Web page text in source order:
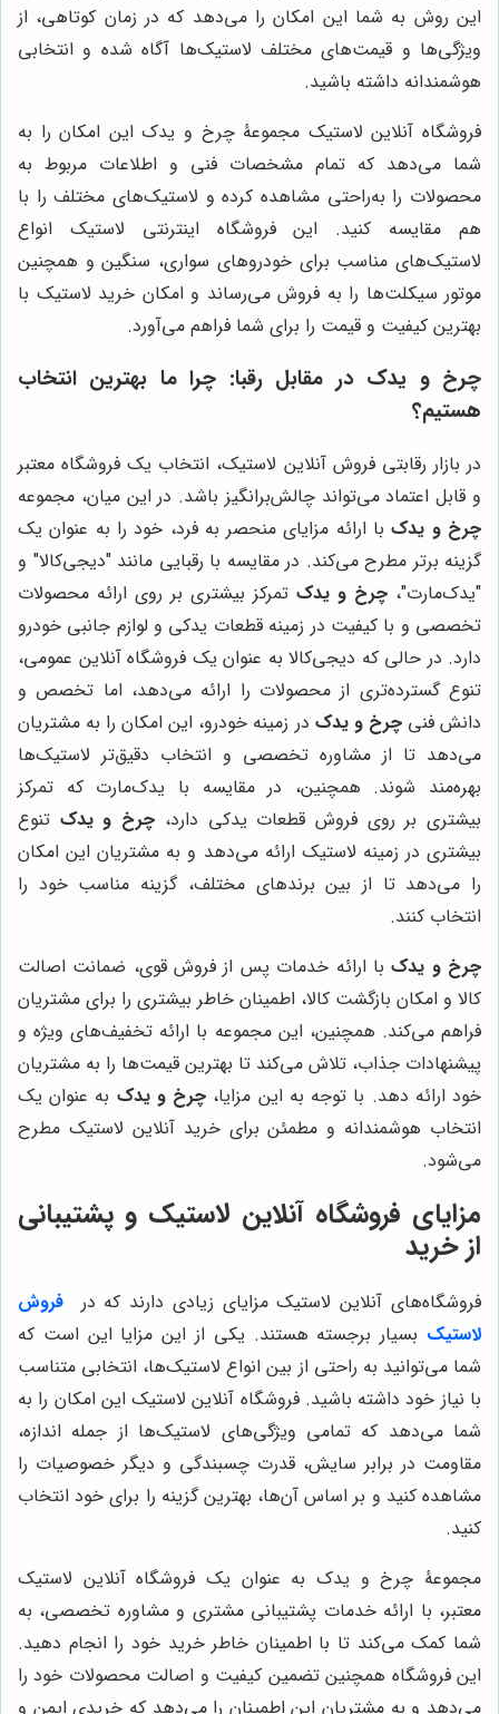
این روش به شما این امکان را می‌دهد که در زمان کوتاهی، از
ویژگی‌ها و قیمت‌های مختلف لاستیک‌ها آگاه شده و انتخابی
هوشمندانه داشته باشید.
فروشگاه آنلاین لاستیک مجموعۀ چرخ و یدک این امکان را به
شما می‌دهد که تمام مشخصات فنی و اطلاعات مربوط به
محصولات را به‌راحتی مشاهده کرده و لاستیک‌های مختلف را با
هم مقایسه کنید. این فروشگاه اینترنتی لاستیک انواع
لاستیک‌های مناسب برای خودروهای سواری، سنگین و همچنین
موتور سیکلت‌ها را به فروش می‌رساند و امکان خرید لاستیک با
بهترین کیفیت و قیمت را برای شما فراهم می‌آورد.
چرخ و یدک در مقابل رقبا: چرا ما بهترین انتخاب
هستیم؟
در بازار رقابتی فروش آنلاین لاستیک، انتخاب یک فروشگاه معتبر
و قابل اعتماد می‌تواند چالش‌برانگیز باشد. در این میان، مجموعه
چرخ و یدکبا ارائه مزایای منحصر به فرد، خود را به عنوان یک
گزینه برتر مطرح می‌کند. در مقایسه با رقبایی مانند "دیجی‌کالا" و
"یدک‌مارت"، چرخ و یدک تمرکز بیشتری بر روی ارائه محصولات
تخصصی و با کیفیت در زمینه قطعات یدکی و لوازم جانبی خودرو
دارد. در حالی که دیجی‌کالا به عنوان یک فروشگاه آنلاین عمومی،
تنوع گسترده‌تری از محصولات را ارائه می‌دهد، اما تخصص و
دانش فنیچرخ و یدک در زمینه خودرو، این امکان را به مشتریان
می‌دهد تا از مشاوره تخصصی و انتخاب دقیق‌تر لاستیک‌ها
بهره‌مند شوند. همچنین، در مقایسه با یدک‌مارت که تمرکز
بیشتری بر روی فروش قطعات یدکی دارد، چرخ و یدک تنوع
بیشتری در زمینه لاستیک ارائه می‌دهد و به مشتریان این امکان
را می‌دهد تا از بین برندهای مختلف، گزینه مناسب خود را
انتخاب کنند.
چرخ و یدکبا ارائه خدمات پس از فروش قوی، ضمانت اصالت
کالا و امکان بازگشت کالا، اطمینان خاطر بیشتری را برای مشتریان
فراهم می‌کند. همچنین، این مجموعه با ارائه تخفیف‌های ویژه و
پیشنهادات جذاب، تلاش می‌کند تا بهترین قیمت‌ها را به مشتریان
خود ارائه دهد. با توجه به این مزایا، چرخ و یدک به عنوان یک
انتخاب هوشمندانه و مطمئن برای خرید آنلاین لاستیک مطرح
می‌شود.
مزایای فروشگاه آنلاین لاستیک و پشتیبانی
از خرید
فروشگاه‌های آنلاین لاستیک مزایای زیادی دارند که در
فروش
لاستیک بسیار برجسته هستند. یکی از این مزایا این است که
شما می‌توانید به راحتی از بین انواع لاستیک‌ها، انتخابی متناسب
با نیاز خود داشته باشید. فروشگاه آنلاین لاستیک این امکان را به
شما می‌دهد که تمامی ویژگی‌های لاستیک‌ها از جمله اندازه،
مقاومت در برابر سایش، قدرت چسبندگی و دیگر خصوصیات را
مشاهده کنید و بر اساس آن‌ها، بهترین گزینه را برای خود انتخاب
کنید.
مجموعۀ چرخ و یدک به عنوان یک فروشگاه آنلاین لاستیک
معتبر، با ارائه خدمات پشتیبانی مشتری و مشاوره تخصصی، به
شما کمک می‌کند تا با اطمینان خاطر خرید خود را انجام دهید.
این فروشگاه همچنین تضمین کیفیت و اصالت محصولات خود را
می‌دهد و به مشتریان این اطمینان را می‌دهد که خریدی ایمن و